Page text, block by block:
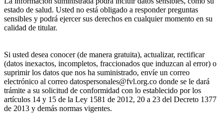
estado de salud. Usted no está obligado a responder preguntas
sensibles y podrá ejercer sus derechos en cualquier momento en su
calidad de titular.
Si usted desea conocer (de manera gratuita), actualizar, rectificar
(datos inexactos, incompletos, fraccionados que induzcan al error) o
suprimir los datos que nos ha suministrado, envíe un correo
electrónico al correo datospersonales@fvl.org.co donde se le dará
trámite a su solicitud de conformidad con lo establecido por los
artículos 14 y 15 de la Ley 1581 de 2012, 20 a 23 del Decreto 1377
de 2013 y demás normas vigentes.